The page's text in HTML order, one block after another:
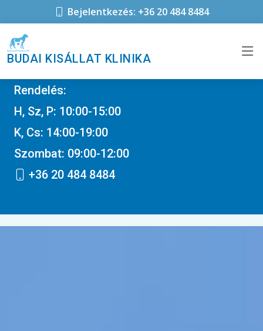
Bejelentkezés: +36 20 484 8484
BUDAI KISÁLLAT KLINIKA
Rendelés:
H, Sz, P: 10:00-15:00
K, Cs: 14:00-19:00
Szombat: 09:00-12:00
+36 20 484 8484